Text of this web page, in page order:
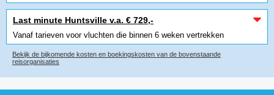
Last minute Huntsville v.a. € 729,-
Vanaf tarieven voor vluchten die binnen 6 weken vertrekken
Bekijk de bijkomende kosten en boekingskosten van de bovenstaande
reisorganisaties